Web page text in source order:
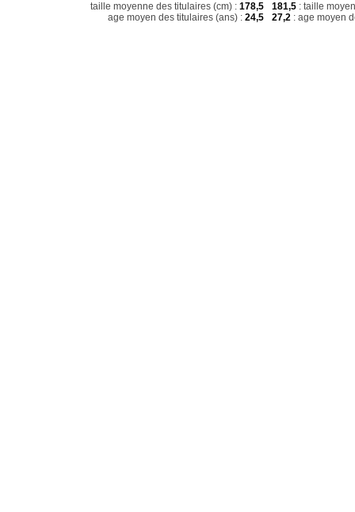
taille moyenne des titulaires (cm) : 178,5
age moyen des titulaires (ans) : 24,5
181,5 : taille
27,2 : age moyen